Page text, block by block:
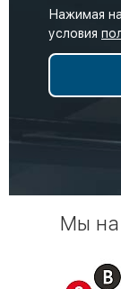
Нажимая
условия
Мы на